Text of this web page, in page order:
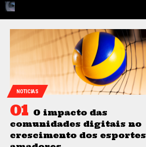
NOTICIAS
O impacto das
comunidades digitais no
crescimento dos esportes